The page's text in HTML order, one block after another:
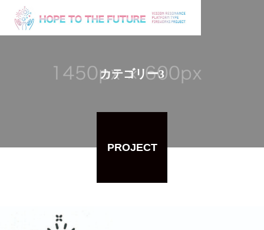
カテゴリー3
PROJECT